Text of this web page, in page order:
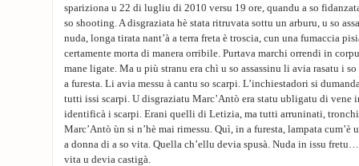
spariziona u 22 di lugliu di 2010 versu 19 ore, quandu a so
so shooting. A disgraziata hè stata ritruvata sottu un arburu, u so
nuda, longa tirata nant’à a terra freta è troscia, cun una fumaccia
certamente morta di manera orribile. Purtava marchi orrendi in
mane ligate. Ma u più stranu era chì u so assassinu li avia rasatu i
a furesta. Li avia messu à cantu so scarpi. L’inchiestadori si
tutti issi scarpi. U disgraziatu Marc’Antò era statu ubligatu di vene
identificà i scarpi. Erani quelli di Letizia, ma tutti arruninati,
Marc’Antò ùn si n’hè mai rimessu. Quì, in a furesta, lampata
a donna di a so vita. Quella ch’ellu devia spusà. Nuda in issu
vita u devia castigà.